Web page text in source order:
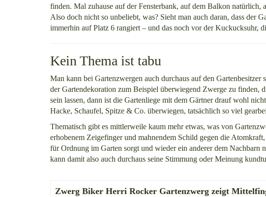
finden. Mal zuhause auf der Fensterbank, auf dem Balkon natürlich,
Also doch nicht so unbeliebt, was? Sieht man auch daran, dass der
immerhin auf Platz 6 rangiert – und das noch vor der Kuckucksuhr,
Kein Thema ist tabu
Man kann bei Gartenzwergen auch durchaus auf den
der Gartendekoration zum Beispiel überwiegend Zwerge zu finden,
sein lassen, dann ist die Gartenliege mit dem Gärtner drauf wohl
Hacke, Schaufel, Spitze & Co. überwiegen, tatsächlich so viel
Thematisch gibt es mittlerweile kaum mehr etwas, was von
erhobenem Zeigefinger und mahnendem Schild gegen die
für Ordnung im Garten sorgt und wieder ein anderer dem
kann damit also auch durchaus seine Stimmung oder Meinung
Zwerg Biker Herri Rocker Gartenzwerg zeigt